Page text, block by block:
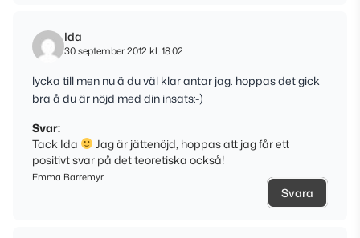
Ida
30 september 2012 kl. 18:02
lycka till men nu ä du väl klar antar jag. hoppas det gick
bra å du är nöjd med din insats:-)
Svar:
Tack Ida
Jag är jättenöjd, hoppas att jag får ett
positivt svar på det teoretiska också!
Emma Barremyr
Svara